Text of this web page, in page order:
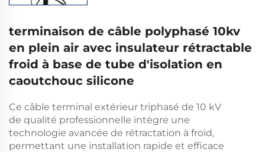
terminaison de câble polyphasé 10kv
en plein air avec insulateur rétractable
froid à base de tube d'isolation en
caoutchouc silicone
Ce câble terminal extérieur triphasé de 10 kV
de qualité professionnelle intègre une
technologie avancée de rétractation à froid,
permettant une installation rapide et efficace